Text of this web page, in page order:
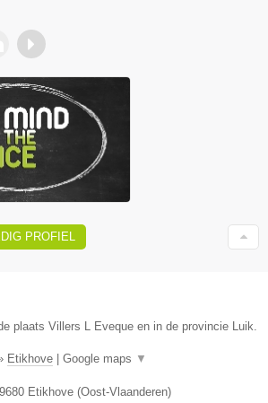
PROFIEL
plaats Villers L Eveque en in de provincie Luik.
Etikhove Google maps ▼
9680 Etikhove (Oost-Vlaanderen)